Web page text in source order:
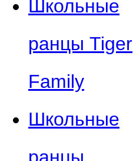
Школьные
ранцы Tiger
Family
Школьные